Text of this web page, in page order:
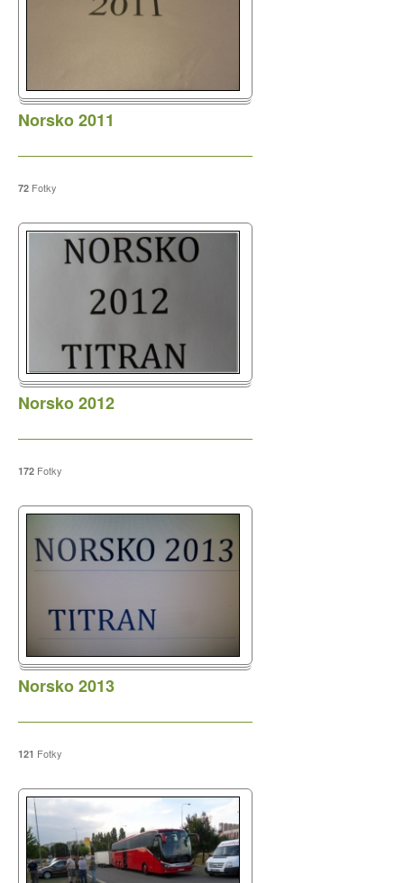
Norsko 2011
72 Fotky
Norsko 2012
172 Fotky
Norsko 2013
121 Fotky